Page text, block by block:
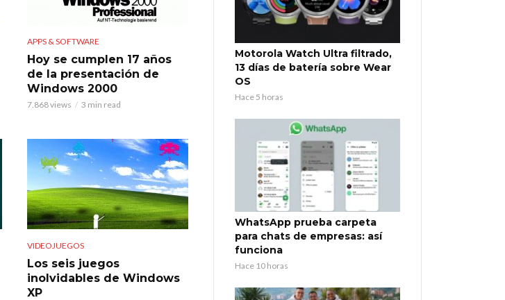
APPS & SOFTWARE
Hoy se cumplen 17 años
de la presentación de
Windows 2000
7.868 views 3 min read
VIDEOJUEGOS
Los seis juegos
inolvidables de Windows
XP
Motorola Watch Ultra filtrado,
13 días de batería sobre Wear
OS
Hace 5 horas
WhatsApp prueba carpeta
para chats de empresas: así
funciona
Hace 10 horas